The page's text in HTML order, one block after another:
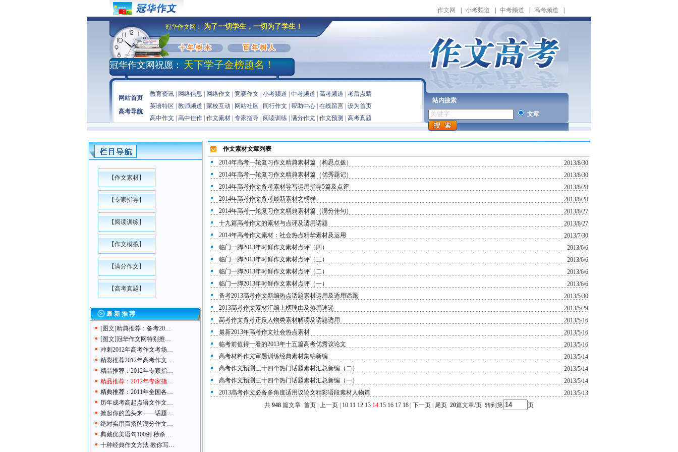
作文网 小考频道 中考频道 高考频道
冠华作文网： 为了一切学生，一切为了学生！
冠华作文网祝愿： 天下学子金榜题名！
网站首页
高考导航
教育资讯| 网络信息 网络作文 竞赛作文 小考频道 中考频道 高考频道
考后点睛
英语特区
教师频道 家校互动 网站社区 同行作文 帮助中心| 在线留言| 设为首页
高中作文
高中佳作| 作文素材| 专家指导| 阅读训练| 满分作文 作文预测 高考真题
站内搜索
文章
【作文素材】
【专家指导】
【 阅读训练】
【作文模拟】
【满分作文 】
【高考真题 】
最 新 推 荐
[图文]精典推荐：备考20…
[图文]冠华作文网特别推…
冲刺2012年高考作文考场…
精彩推荐2012年高考作文…
精品推荐：2012年专家指…
精品推荐：2012年专家指…
精典推荐：2011年全国各…
历年成考高起点语文作文…
掀起你的盖头来——话题…
绝对实用百搭的满分作文…
典藏优美语句100例 秒杀…
十种经典作文方法 教你写…
作文素材文章列表
2014年高考一轮复习作文精典素材篇（构思点拨）
2013/8/30
2014年高考一轮复习作文精典素材篇（优秀题记）
2013/8/30
2014年高考作文备考素材导写运用指导5篇及点评
2013/8/28
2014年高考作文备考最新素材之榜样
2013/8/28
2014年高考一轮复习作文精典素材篇（满分佳句）
2013/8/27
十九篇高考作文的素材与点评及适用话题
2013/8/27
2014年高考作文素材：社会热点精华素材及运用
2013/7/30
临门一脚2013年时鲜作文素材点评（四）
2013/6/6
临门一脚2013年时鲜作文素材点评（三）
2013/6/6
临门一脚2013年时鲜作文素材点评（二）
2013/6/6
临门一脚2013年时鲜作文素材点评（一）
2013/6/6
备考2013高考作文新编热点话题素材运用及适用话题
2013/5/30
2013高考作文素材汇编上榜理由及热用速递
2013/5/29
高考作文备考正反人物类素材解读及话题适用
2013/5/16
最新2013年高考作文社会热点素材
2013/5/16
临考前值得一看的2013年十五篇高考优秀议论文
2013/5/16
高考材料作文审题训练经典素材集锦新编
2013/5/14
高考作文预测三十四个热门话题素材汇总新编（二）
2013/5/14
高考作文预测三十四个热门话题素材汇总新编（一）
2013/5/14
2013高考作文必备多角度适用议论文精彩语段素材人物篇
2013/5/13
共 948篇文章 首页| 上一页| 10 11 12 13 14 15 16 17 18| 下一页| 尾页 20篇文章/页 转到第 页